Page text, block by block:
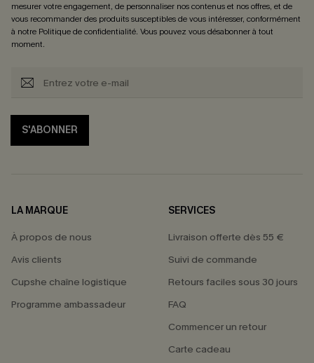
mesurer votre engagement, de personnaliser nos contenus et nos offres, et de
vous recommander des produits susceptibles de vous intéresser, conformément
à notre Politique de confidentialité. Vous pouvez vous désabonner à tout
moment.
S'ABONNER
LA MARQUE
À propos de nous
Avis clients
Cupshe chaîne logistique
Programme ambassadeur
SERVICES
Livraison offerte dès 55 €
Suivi de commande
Retours faciles sous 30 jours
FAQ
Commencer un retour
Carte cadeau